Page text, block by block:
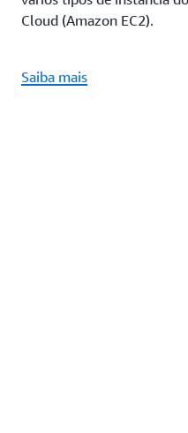
Cloud (Amazon EC2).
Saiba mais